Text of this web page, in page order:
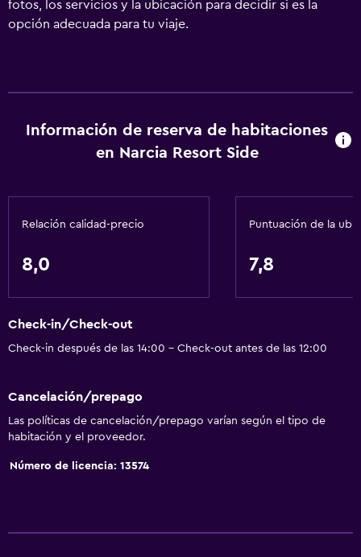
fotos, los servicios y la ubicación para decidir si es la
opción adecuada para tu viaje.
Información de reserva de habitaciones
en Narcia Resort Side
Relación calidad-precio
8,0
Puntuación de la
7,8
Check-in/Check-out
Check-in después de las 14:00 - Check-out antes de las 12:00
Cancelación/prepago
Las políticas de cancelación/prepago varían según el tipo de
habitación y el proveedor.
Número de licencia: 13574